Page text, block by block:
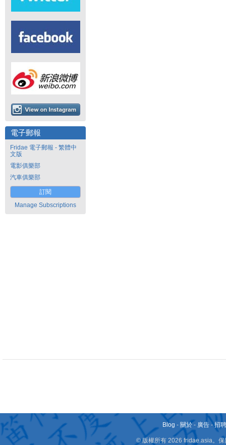
電子郵報
Fridae 電子郵報 - 繁體中
文版
電影俱樂部
汽車俱樂部
訂閱
Manage Subscriptions
Blog - 關於 - 廣告 -招
© 版權所有 2026 fridae.asia。